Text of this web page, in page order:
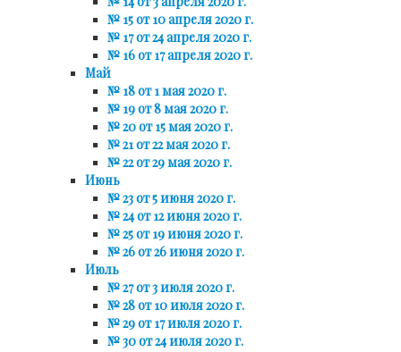
№ 15 от 10 апреля 2020 г.
№ 17 от 24 апреля 2020 г.
№ 16 от 17 апреля 2020 г.
Май
№ 18 от 1 мая 2020 г.
№ 19 от 8 мая 2020 г.
№ 20 от 15 мая 2020 г.
№ 21 от 22 мая 2020 г.
№ 22 от 29 мая 2020 г.
Июнь
№ 23 от 5 июня 2020 г.
№ 24 от 12 июня 2020 г.
№ 25 от 19 июня 2020 г.
№ 26 от 26 июня 2020 г.
Июль
№ 27 от 3 июля 2020 г.
№ 28 от 10 июля 2020 г.
№ 29 от 17 июля 2020 г.
№ 30 от 24 июля 2020 г.